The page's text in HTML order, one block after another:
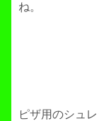
ね。
ピザ用のシュ